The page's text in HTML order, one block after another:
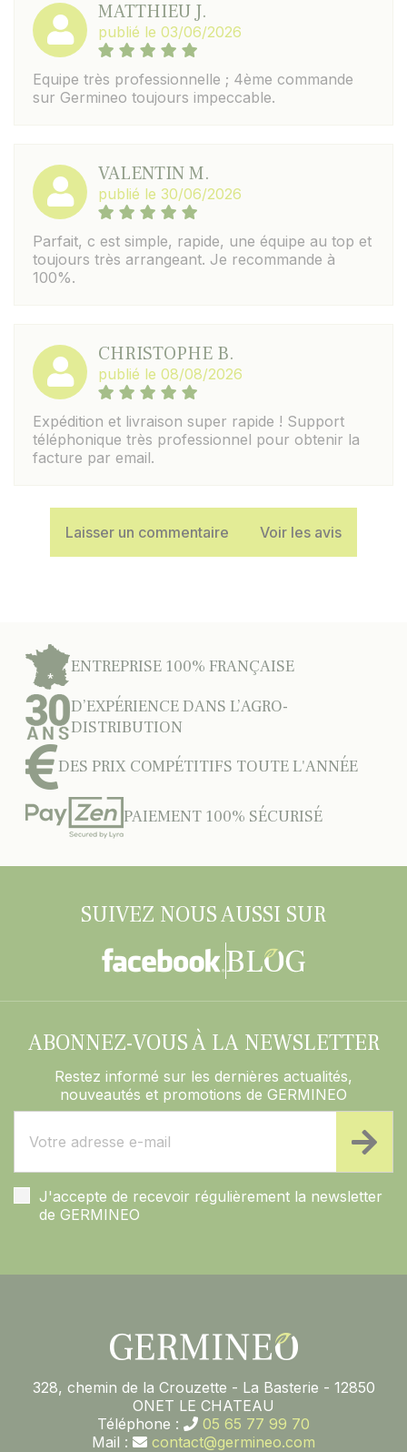
MATTHIEU J.
publié le 03/06/2026
Equipe très professionnelle ; 4ème commande
sur Germineo toujours impeccable.
VALENTIN M.
publié le 30/06/2026
Parfait, c est simple, rapide, une équipe au top et
toujours très arrangeant. Je recommande à
100%.
CHRISTOPHE B.
publié le 08/08/2026
Expédition et livraison super rapide ! Support
téléphonique très professionnel pour obtenir la
facture par email.
Laisser un commentaire Voir les avis
ENTREPRISE 100% FRANÇAISE
D’EXPÉRIENCE DANS L’AGRO-
DISTRIBUTION
DES PRIX COMPÉTITIFS TOUTE L'ANNÉE
PAIEMENT 100% SÉCURISÉ
SUIVEZ NOUS AUSSI SUR
ABONNEZ-VOUS À LA NEWSLETTER
Restez informé sur les dernières actualités,
nouveautés et promotions de GERMINEO
J'accepte de recevoir régulièrement la newsletter
de GERMINEO
328, chemin de la Crouzette - La Basterie - 12850
ONET LE CHATEAU
Téléphone :
05 65 77 99 70
Mail :
contact@germineo.com